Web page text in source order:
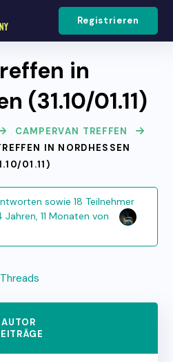
Registrieren
in
(31.10/01.11)
CAMPERVAN TREFFEN
IN NORDHESSEN
01.11)
sowie 18 Teilnehmer
Jahren, 11 Monaten von
AUTOR